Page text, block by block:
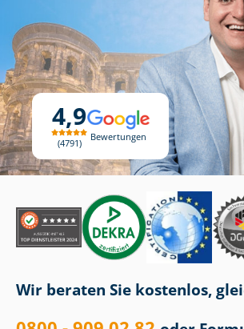
4,9
4791
Bewertungen
Wir beraten Sie kostenlos,